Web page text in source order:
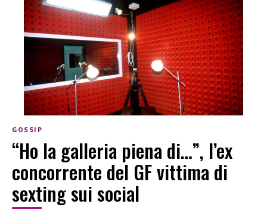
GOSSIP
“Ho la galleria piena di…”, l’ex
concorrente del GF vittima di
sexting sui social